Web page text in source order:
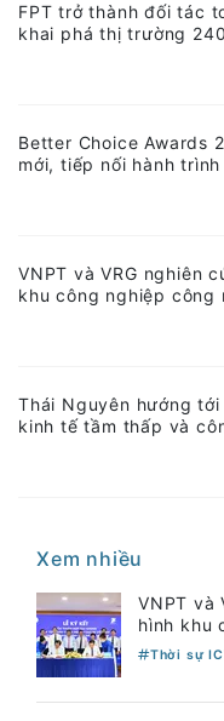
FPT trở thành đối tác
khai phá thị trường
Better Choice Awards
mới, tiếp nối hành
VNPT và VRG nghiên
khu công nghiệp công
Thái Nguyên hướng
kinh tế tầm thấp và
Xem nhiều
VNPT và
hình khu
Thời sự